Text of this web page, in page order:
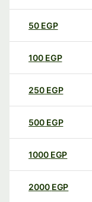
50 EGP
100 EGP
250 EGP
500 EGP
1000 EGP
2000 EGP